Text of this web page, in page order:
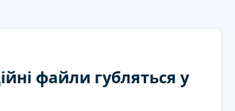
файли губляться у